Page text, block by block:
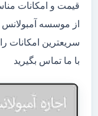
قیمت و امکانات
از موسسه آمبولانس
سریعترین امکانات
با ما تماس بگیرید